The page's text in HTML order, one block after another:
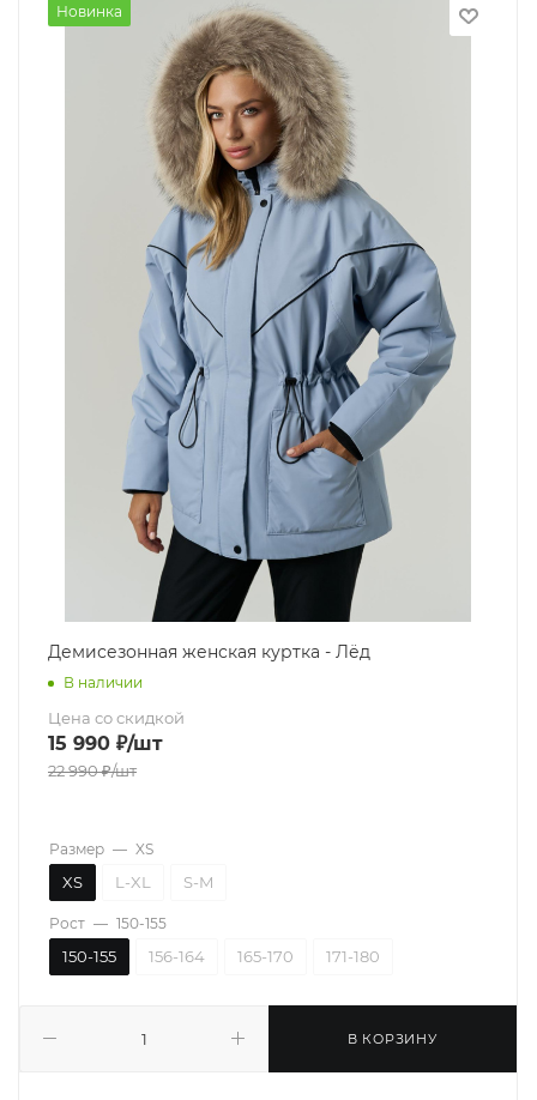
Новинка
Демисезонная женская куртка - Лёд
В наличии
Цена со скидкой
15 990 ₽/шт
22 990₽/шт
В КОРЗИНУ
Размер — XS
XS L-XL S-M
Рост — 150-155
150-155 156-164 165-170 171-180